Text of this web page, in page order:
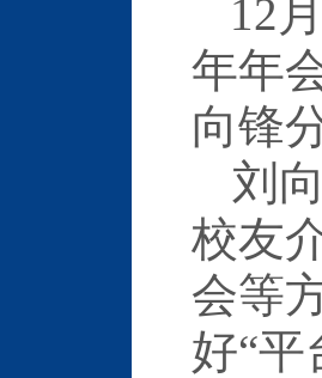
12
年年
向锋
刘
校友
会等
好“平